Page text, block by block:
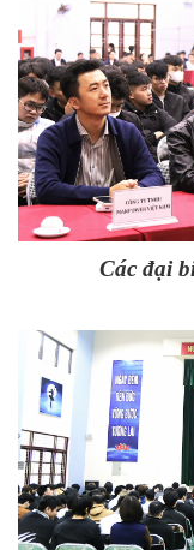
Các đại